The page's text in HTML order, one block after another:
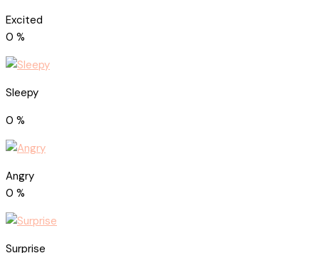
Excited
0 %
Sleepy
0 %
Angry
0 %
Surprise